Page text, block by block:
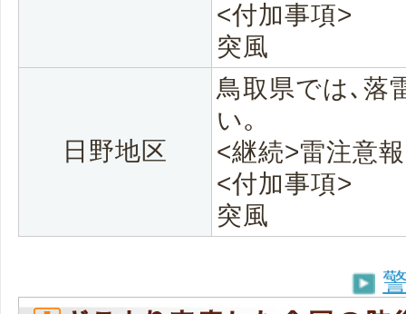
<付加事項>
突風
日野地区
鳥取県では､落
い｡
<継続>雷注意報
<付加事項>
突風